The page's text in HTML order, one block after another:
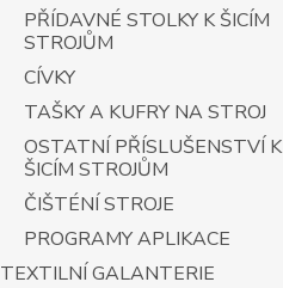
PŘÍDAVNÉ STOLKY K ŠICÍM
STROJŮM
CÍVKY
TAŠKY A KUFRY NA STROJ
OSTATNÍ PŘÍSLUŠENSTVÍ K
ŠICÍM STROJŮM
ČIŠTÉNÍ STROJE
PROGRAMY APLIKACE
TEXTILNÍ GALANTERIE